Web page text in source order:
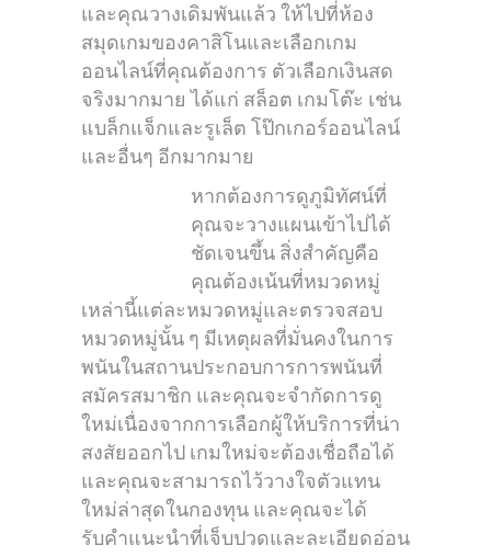
และคุณวางเดิมพันแล้ว ให้ไปที่ห้อง
สมุดเกมของคาสิโนและเลือกเกม
ออนไลน์ที่คุณต้องการ ตัวเลือกเงินสด
จริงมากมาย ได้แก่ สล็อต เกมโต๊ะ เช่น
แบล็กแจ็กและรูเล็ต โป๊กเกอร์ออนไลน์
และอื่นๆ อีกมากมาย
หากต้องการดูภูมิทัศน์ที่
คุณจะวางแผนเข้าไปได้
ชัดเจนขึ้น สิ่งสำคัญคือ
คุณต้องเน้นที่หมวดหมู่
เหล่านี้แต่ละหมวดหมู่และตรวจสอบ
หมวดหมู่นั้น ๆ มีเหตุผลที่มั่นคงในการ
พนันในสถานประกอบการการพนันที่
สมัครสมาชิก และคุณจะจำกัดการดู
ใหม่เนื่องจากการเลือกผู้ให้บริการที่น่า
สงสัยออกไป เกมใหม่จะต้องเชื่อถือได้
และคุณจะสามารถไว้วางใจตัวแทน
ใหม่ล่าสุดในกองทุน และคุณจะได้
รับคำแนะนำที่เจ็บปวดและละเอียดอ่อน